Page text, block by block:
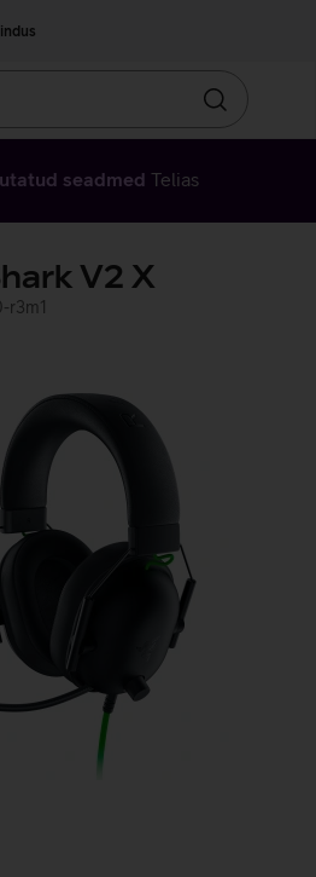
Otsin
seadmed Telias
V2 X
r3m1